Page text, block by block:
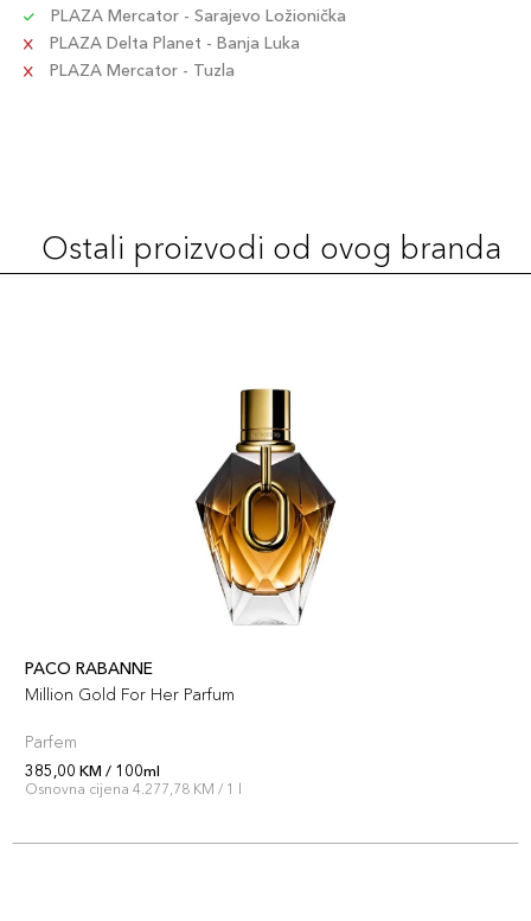
PLAZA Mercator - Sarajevo Ložionička
PLAZA Delta Planet - Banja Luka
PLAZA Mercator - Tuzla
Ostali proizvodi od ovog branda
PACO RABANNE
Million Gold For Her Parfum
Parfem
385,00 KM / 100ml
Osnovna cijena 4.277,78 KM / 1 l